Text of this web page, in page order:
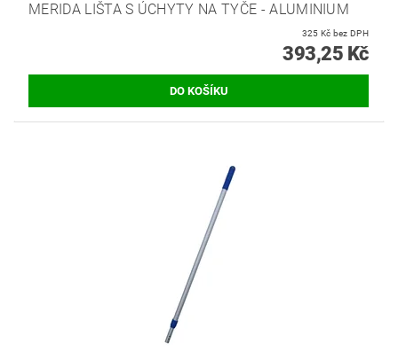
MERIDA LIŠTA S ÚCHYTY NA TYČE - ALUMINIUM
325 Kč bez DPH
393,25 Kč